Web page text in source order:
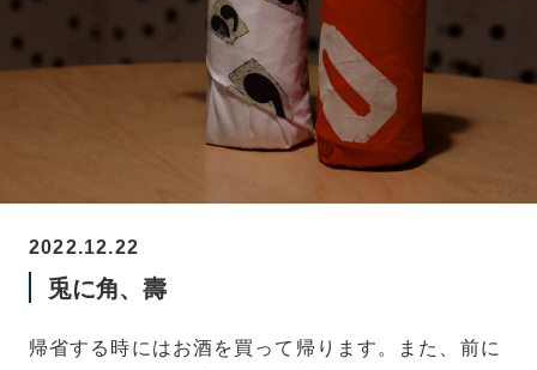
2022.12.22
兎に角、壽
帰省する時にはお酒を買って帰ります。また、前に